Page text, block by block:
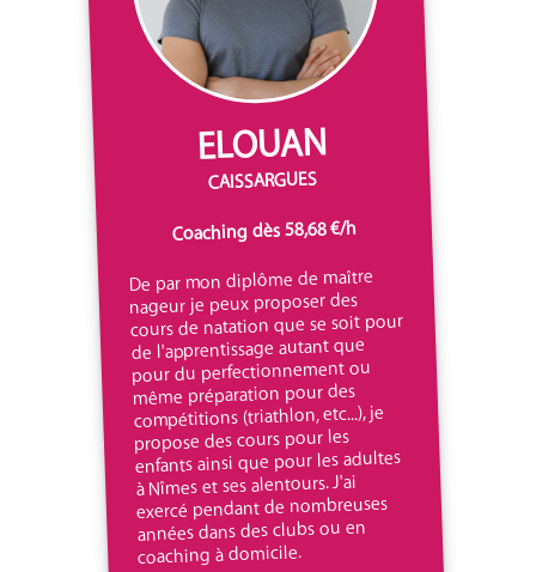
ELOUAN
CAISSARGUES
Coaching dès 58,68 €/h
De par mon diplôme de maître
nageur je peux proposer des
cours de natation que se soit pour
de l'apprentissage autant que
pour du perfectionnement ou
même préparation pour des
compétitions (triathlon, etc...), je
propose des cours pour les
enfants ainsi que pour les adultes
à Nîmes et ses alentours. J'ai
exercé pendant de nombreuses
années dans des clubs ou en
coaching à domicile.